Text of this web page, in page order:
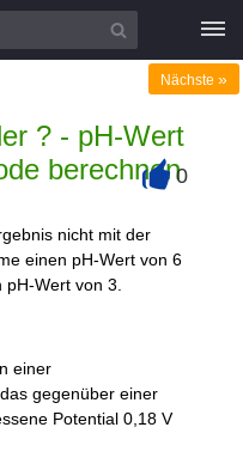
? - pH-Wert
berechnen
Nächste »
0
nicht mit der
einen pH-Wert von 6
Wert von 3.
einer
gegenüber einer
Potential 0,18 V